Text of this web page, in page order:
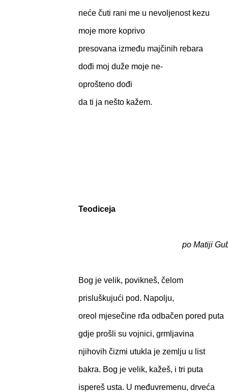
neće čuti rani me u nevoljenost kezu
moje more koprivo
presovana između majčinih rebara
dođi moj duže moje ne-
oprošteno dođi
da ti ja nešto kažem.
Teodiceja
po Matiji
Bog je velik, povikneš, čelom
prisluškujući pod. Napolju,
oreol mjesečine rđa odbačen pored puta
gdje prošli su vojnici, grmljavina
njihovih čizmi utukla je zemlju u list
bakra. Bog je velik, kažeš, i tri puta
ispereš usta. U međuvremenu, drveća